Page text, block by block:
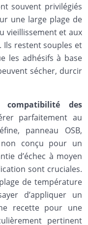
souvent privilégiés
une large plage de
vieillissement et aux
Ils restent souples et
les adhésifs à base
sécher, durcir
compatibilité des
parfaitement au
panneau OSB,
conçu pour un
d’échec à moyen
sont cruciales.
de température
d’appliquer un
recette pour une
pertinent